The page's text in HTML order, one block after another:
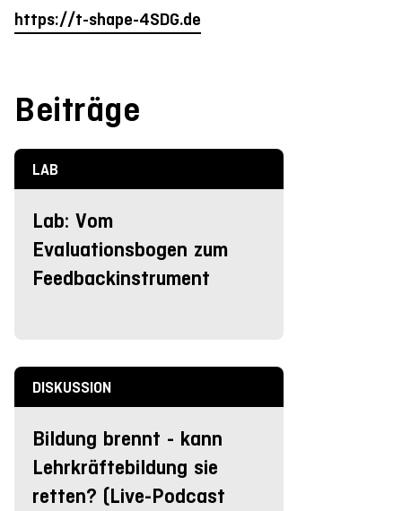
https://t-shape-4SDG.de
Beiträge
LAB
Lab: Vom
Evaluationsbogen zum
Feedbackinstrument
DISKUSSION
Bildung brennt - kann
Lehrkräftebildung sie
retten? (Live-Podcast